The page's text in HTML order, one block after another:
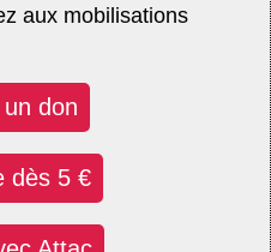
aux mobilisations
don
dès 5 €